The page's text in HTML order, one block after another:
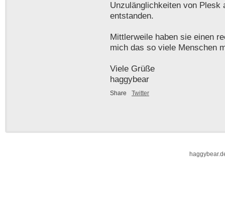
Unzulänglichkeiten von Plesk
entstanden.
Mittlerweile haben sie einen
mich das so viele Menschen
Viele Grüße
haggybear
Share Twitter